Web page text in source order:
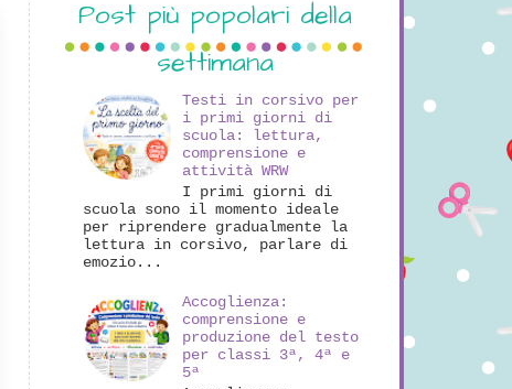
Post più popolari della
settimana
Testi in corsivo per
i primi giorni di
scuola: lettura,
comprensione e
attività WRW
I primi giorni di
scuola sono il momento ideale
per riprendere gradualmente la
lettura in corsivo, parlare di
emozio...
Accoglienza:
comprensione e
produzione del testo
per classi 3ª, 4ª e
5ª